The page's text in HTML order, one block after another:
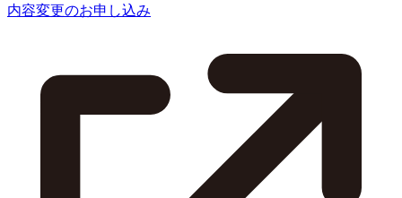
内容変更のお申し込み